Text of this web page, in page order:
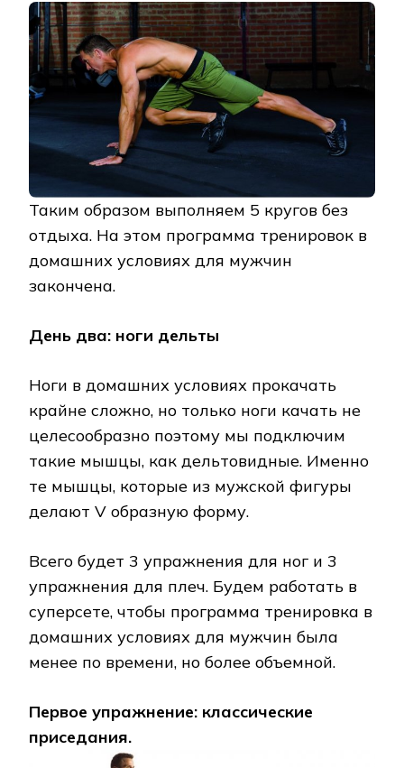
Таким образом выполняем 5 кругов без
отдыха. На этом программа тренировок в
домашних условиях для мужчин
закончена.
День два: ноги дельты
Ноги в домашних условиях прокачать
крайне сложно, но только ноги качать не
целесообразно поэтому мы подключим
такие мышцы, как дельтовидные. Именно
те мышцы, которые из мужской фигуры
делают V образную форму.
Всего будет 3 упражнения для ног и 3
упражнения для плеч. Будем работать в
суперсете, чтобы программа тренировка в
домашних условиях для мужчин была
менее по времени, но более объемной.
Первое упражнение: классические
приседания.